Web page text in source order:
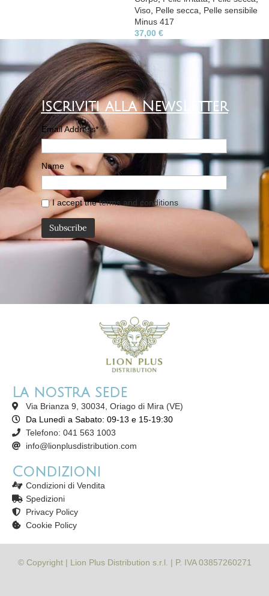
Viso, Pelle secca, Pelle sensibile
Minus 417
37,00 €
Iscriviti alla NewsLetter
Email Address*
Name
I accept theterms and conditions
La nostra sede
Via Brianza 9, 30034, Oriago di Mira (VE)
Da Lunedì a Sabato: 09-13 e 15-19:30
Telefono: 041 563 1003
info@lionplusdistribution.com
Condizioni
Condizioni di Vendita
Spedizioni
Privacy Policy
Cookie Policy
© Copyright | Lion Plus Distribution s.r.l. | P. IVA 03857260271